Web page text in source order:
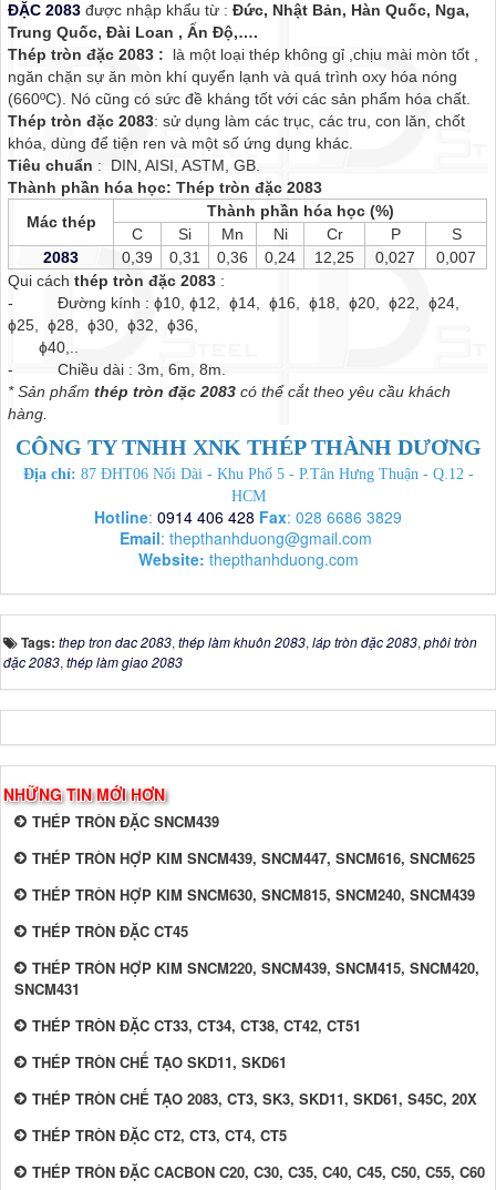
ĐẶC 2083 được nhập khẩu từ :Đức, Nhật Bản, Hàn Quốc, Nga,
Trung Quốc, Đài Loan , Ấn Độ,….
Thép tròn đặc 2083 :
là một loại thép không gỉ ,chịu mài mòn tốt ,
ngăn chặn sự ăn mòn khí quyển lạnh và quá trình oxy hóa nóng
(660ºC). Nó cũng có sức đề kháng tốt với các sản phẩm hóa chất.
Thép tròn đặc 2083: sử dụng làm các trục, các tru, con lăn, chốt
khóa, dùng để tiện ren và một số ứng dụng khác.
Tiêu chuẩn : DIN, AISI, ASTM, GB.
Thành phần hóa học: Thép tròn đặc 2083
Mác thép
Thành phần hóa học (%)
C
Si Mn Ni Cr P
S
2083
0,39 0,31 0,36 0,24 12,25 0,027
0,007
Qui cáchthép tròn đặc 2083 :
- Đường kính : ɸ10, ɸ12, ɸ14, ɸ16, ɸ18, ɸ20, ɸ22, ɸ24,
ɸ25, ɸ28, ɸ30, ɸ32, ɸ36,
ɸ40,..
- Chiều dài : 3m, 6m, 8m.
* Sản phẩmthép tròn đặc 2083có thể cắt theo yêu cầu khách
hàng.
CÔNG TY TNHH XNK THÉP THÀNH DƯƠNG
Địa chỉ: 87 ĐHT06 Nối Dài - Khu Phố 5 - P.Tân Hưng Thuận - Q.12 -
HCM
Hotline: 0914 406 428 Fax: 028 6686 3829
Email: thepthanhduong@gmail.com
Website: thepthanhduong.com
Tags: thep tron dac 2083, thép làm khuôn 2083, láp tròn đặc 2083, phôi tròn
đặc 2083, thép làm giao 2083
NHỮNG TIN MỚI HƠN
THÉP TRÒN ĐẶC SNCM439
THÉP TRÒN HỢP KIM SNCM439, SNCM447, SNCM616, SNCM625
THÉP TRÒN HỢP KIM SNCM630, SNCM815, SNCM240, SNCM439
THÉP TRÒN ĐẶC CT45
THÉP TRÒN HỢP KIM SNCM220, SNCM439, SNCM415, SNCM420,
SNCM431
THÉP TRÒN ĐẶC CT33, CT34, CT38, CT42, CT51
THÉP TRÒN CHẾ TẠO SKD11, SKD61
THÉP TRÒN CHẾ TẠO 2083, CT3, SK3, SKD11, SKD61, S45C, 20X
THÉP TRÒN ĐẶC CT2, CT3, CT4, CT5
THÉP TRÒN ĐẶC CACBON C20, C30, C35, C40, C45, C50, C55, C60